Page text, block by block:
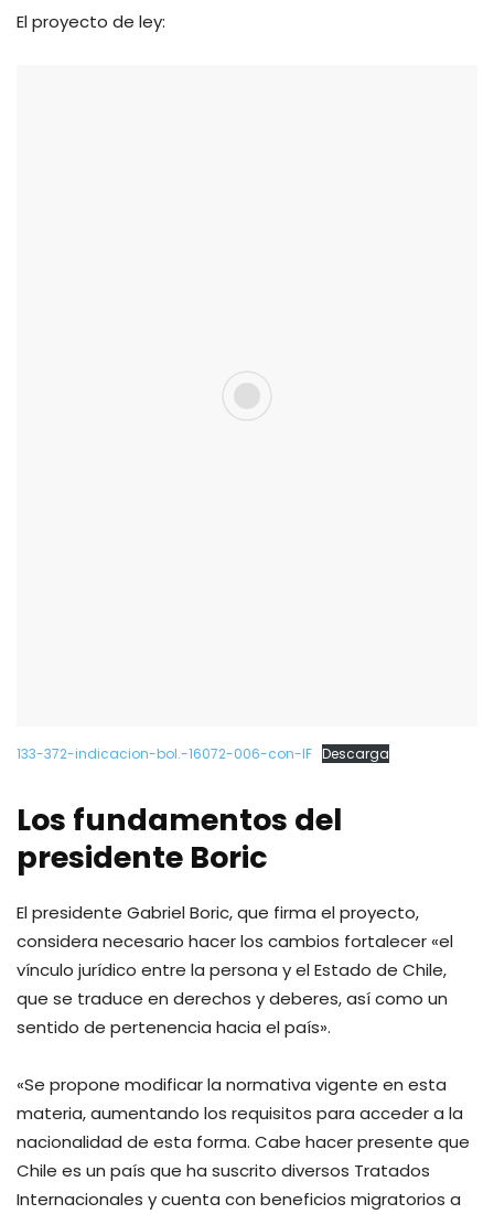
El proyecto de ley:
133-372-indicacion-bol.-16072-006-con-IF Descarga
Los fundamentos del
presidente Boric
El presidente Gabriel Boric, que firma el proyecto,
considera necesario hacer los cambios fortalecer «el
vínculo jurídico entre la persona y el Estado de Chile,
que se traduce en derechos y deberes, así como un
sentido de pertenencia hacia el país».
«Se propone modificar la normativa vigente en esta
materia, aumentando los requisitos para acceder a la
nacionalidad de esta forma. Cabe hacer presente que
Chile es un país que ha suscrito diversos Tratados
Internacionales y cuenta con beneficios migratorios a